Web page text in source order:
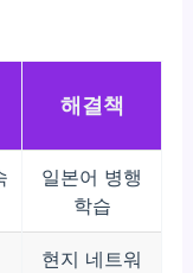
해결책
일본어 병행
학습
현지 네트워